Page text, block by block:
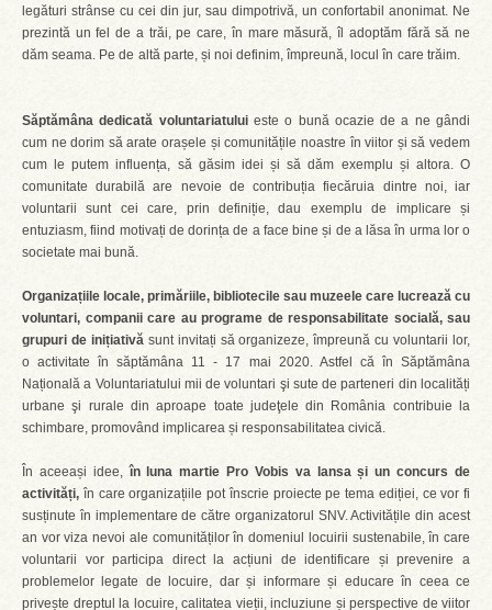
legături strânse cu cei din jur, sau dimpotrivă, un confortabil anonimat. Ne
prezintă un fel de a trăi, pe care, în mare măsură, îl adoptăm fără să ne
dăm seama. Pe de altă parte, și noi definim, împreună, locul în care trăim.
Săptămâna dedicată voluntariatuluieste o bună ocazie de a ne gândi
cum ne dorim să arate orașele și comunitățile noastre în viitor și să vedem
cum le putem influența, să găsim idei și să dăm exemplu și altora. O
comunitate durabilă are nevoie de contribuția fiecăruia dintre noi, iar
voluntarii sunt cei care, prin definiție, dau exemplu de implicare și
entuziasm, fiind motivați de dorința de a face bine și de a lăsa în urma lor o
societate mai bună.
Organizațiile locale, primăriile, bibliotecile sau muzeele care lucrează cu
voluntari, companii care au programe de responsabilitate socială, sau
grupuri de inițiativăsunt invitați să organizeze, împreună cu voluntarii lor,
o activitate în săptămâna 11 - 17 mai 2020. Astfel că în Săptămâna
Națională a Voluntariatului mii de voluntari şi sute de parteneri din localități
urbane şi rurale din aproape toate judeţele din România contribuie la
schimbare, promovând implicarea și responsabilitatea civică.
În aceeași idee,în luna martie Pro Vobis va lansa și un concurs de
activități, în care organizațiile pot înscrie proiecte pe tema ediției, ce vor fi
susținute în implementare de către organizatorul SNV. Activitățile din acest
an vor viza nevoi ale comunităților în domeniul locuirii sustenabile, în care
voluntarii vor participa direct la acțiuni de identificare și prevenire a
problemelor legate de locuire, dar și informare și educare în ceea ce
privește dreptul la locuire, calitatea vieții, incluziune și perspective de viitor